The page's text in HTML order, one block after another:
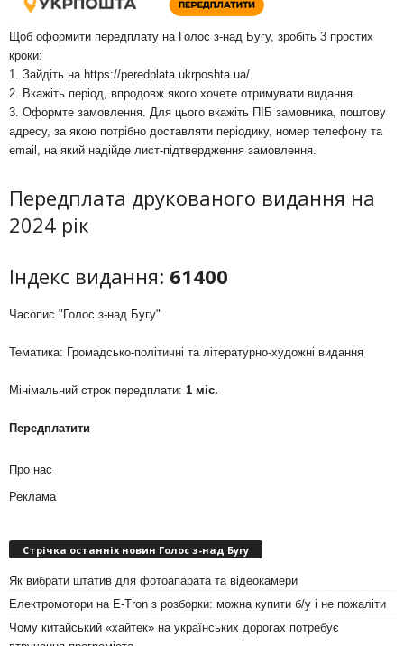
Щоб оформити передплату на Голос з-над Бугу, зробіть 3 простих
кроки:
1. Зайдіть на https://peredplata.ukrposhta.ua/.
2. Вкажіть період, впродовж якого хочете отримувати видання.
3. Оформте замовлення. Для цього вкажіть ПІБ замовника, поштову
адресу, за якою потрібно доставляти періодику, номер телефону та
email, на який надійде лист-підтвердження замовлення.
Передплата друкованого видання на
2024 рік
Індекс видання: 61400
Часопис "Голос з-над Бугу"
Тематика: Громадсько-політичні та літературно-художні видання
Мінімальний строк передплати: 1 міс.
Передплатити
Про нас
Реклама
Стрічка останніх новин Голос з-над Бугу
Як вибрати штатив для фотоапарата та відеокамери
Електромотори на E-Tron з розборки: можна купити б/у і не пожаліти
Чому китайський «хайтек» на українських дорогах потребує